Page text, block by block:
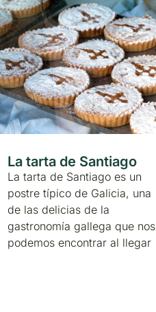
La tarta de Santiago
La tarta de Santiago es un
postre típico de Galicia, una
de las delicias de la
gastronomía gallega que nos
podemos encontrar al llegar